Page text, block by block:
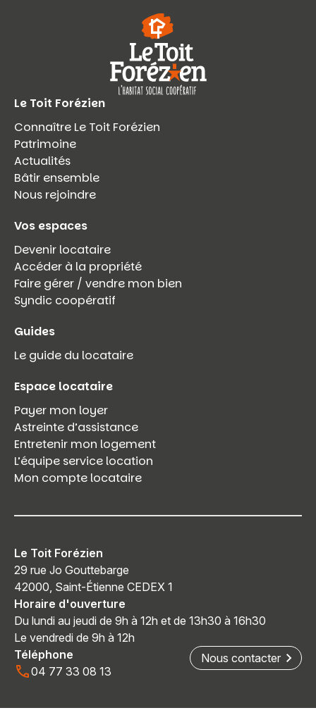
Le Toit Forézien
Connaître Le Toit Forézien
Patrimoine
Actualités
Bâtir ensemble
Nous rejoindre
Vos espaces
Devenir locataire
Accéder à la propriété
Faire gérer / vendre mon bien
Syndic coopératif
Guides
Le guide du locataire
Espace locataire
Payer mon loyer
Astreinte d’assistance
Entretenir mon logement
L’équipe service location
Mon compte locataire
Le Toit Forézien
29 rue Jo Gouttebarge
42000, Saint-Étienne CEDEX 1
Horaire d'ouverture
Du lundi au jeudi de 9h à 12h et de 13h30 à 16h30
Le vendredi de 9h à 12h
Téléphone
04 77 33 08 13
Nous contacter